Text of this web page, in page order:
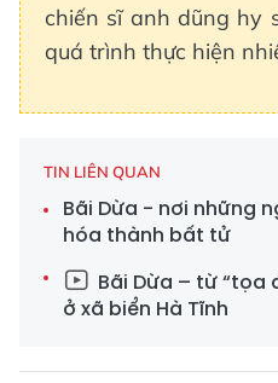
chiến sĩ anh dũng hy
quá trình thực hiện
TIN LIÊN QUAN
Bãi Dừa - nơi những
hóa thành bất tử
Bãi Dừa – từ “tọa
ở xã biển Hà Tĩnh